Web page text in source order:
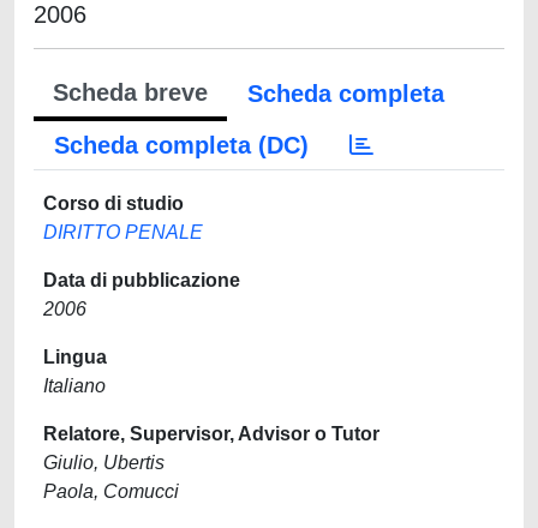
2006
Scheda breve
Scheda completa
Scheda completa (DC)
Corso di studio
DIRITTO PENALE
Data di pubblicazione
2006
Lingua
Italiano
Relatore, Supervisor, Advisor o Tutor
Giulio, Ubertis
Paola, Comucci